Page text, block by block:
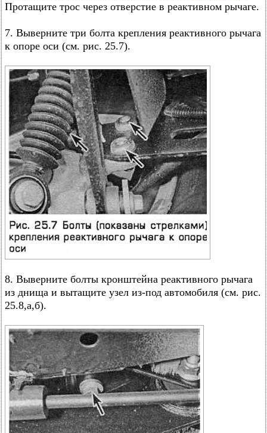
Протащите трос через отверстие в реактивном рычаге.
7. Выверните три болта крепления реактивного рычага
к опоре оси (см. рис. 25.7).
8. Выверните болты кронштейна реактивного рычага
из днища и вытащите узел из-под автомобиля (см. рис.
25.8,а,б).